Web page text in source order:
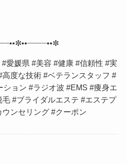
愛媛県 #美容 #健康 #信頼性 #実
度な技術 #ベテランスタッフ #
ョン #ラジオ波 #EMS #痩身エ
#ブライダルエステ #エステプ
ウンセリング #クーポン